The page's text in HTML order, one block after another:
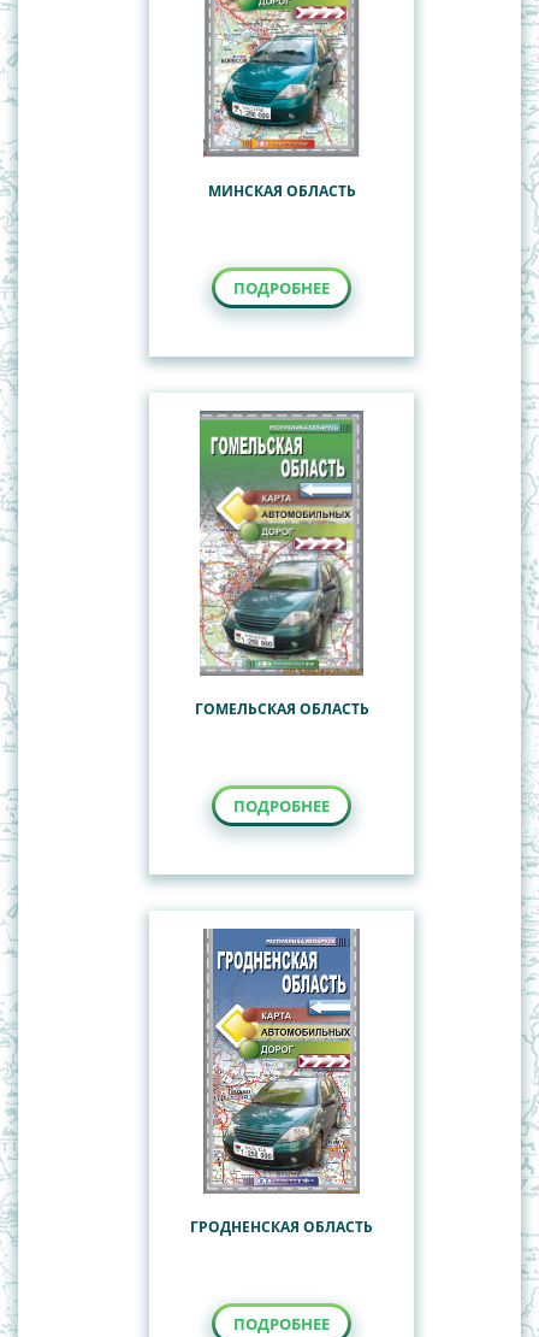
МИНСКАЯ ОБЛАСТЬ
ПОДРОБНЕЕ
ГОМЕЛЬСКАЯ ОБЛАСТЬ
ПОДРОБНЕЕ
ГРОДНЕНСКАЯ ОБЛАСТЬ
ПОДРОБНЕЕ